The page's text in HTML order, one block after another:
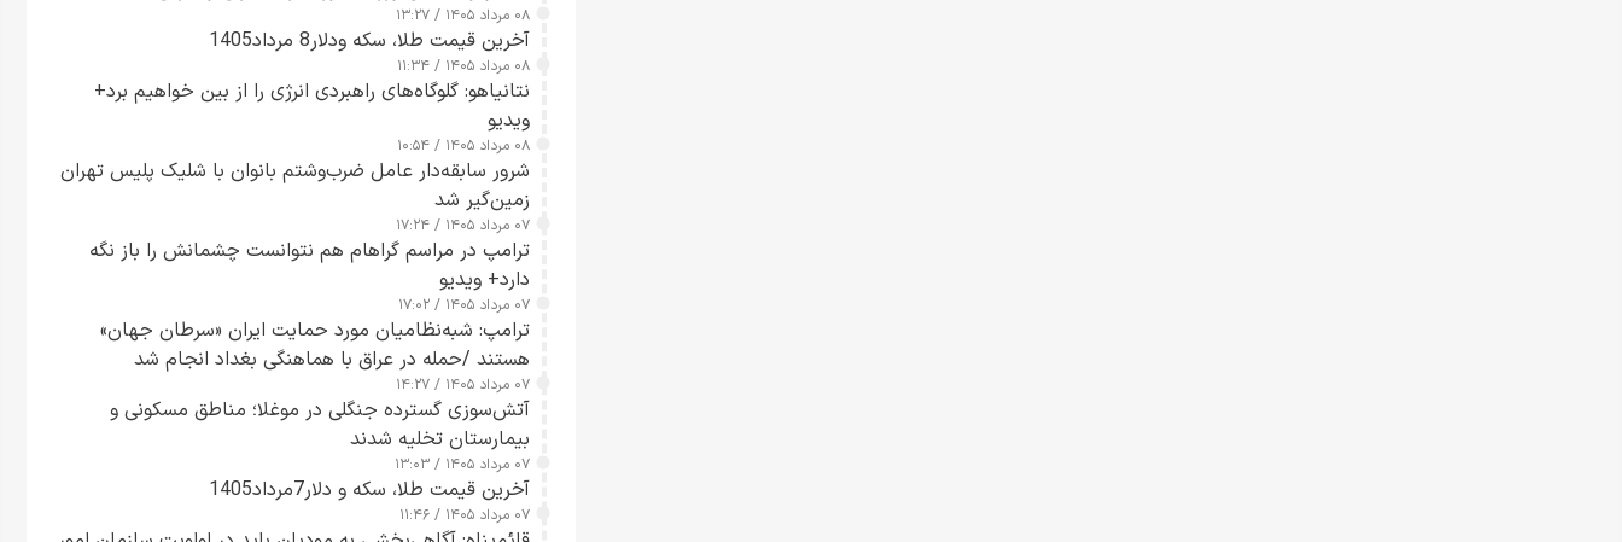
۰۸ مرداد ۱۴۰۵ / ۱۳:۲۷
آخرین قیمت طلا، سکه ودلار8 مرداد1405
۰۸ مرداد ۱۴۰۵ / ۱۱:۳۴
نتانیاهو: گلوگاه‌های راهبردی انرژی را از بین خواهیم برد+
ویدیو
۰۸ مرداد ۱۴۰۵ / ۱۰:۵۴
شرور سابقه‌دار عامل ضرب‌وشتم بانوان با شلیک پلیس تهران
زمین‌گیر شد
۰۷ مرداد ۱۴۰۵ / ۱۷:۲۴
ترامپ در مراسم گراهام هم نتوانست چشمانش را باز نگه
دارد+ ویدیو
۰۷ مرداد ۱۴۰۵ / ۱۷:۰۲
ترامپ: شبه‌نظامیان مورد حمایت ایران «سرطان جهان»
هستند /حمله در عراق با هماهنگی بغداد انجام شد
۰۷ مرداد ۱۴۰۵ / ۱۴:۲۷
آتش‌سوزی گسترده جنگلی در موغلا؛ مناطق مسکونی و
بیمارستان تخلیه شدند
۰۷ مرداد ۱۴۰۵ / ۱۳:۰۳
آخرین قیمت طلا، سکه و دلار7مرداد1405
۰۷ مرداد ۱۴۰۵ / ۱۱:۴۶